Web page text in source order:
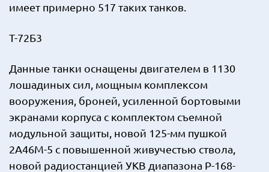
имеет примерно 517 таких танков.
Т-72Б3
Данные танки оснащены двигателем в 1130
лошадиных сил, мощным комплексом
вооружения, броней, усиленной бортовыми
экранами корпуса с комплектом съемной
модульной защиты, новой 125-мм пушкой
2А46М-5 с повышенной живучестью ствола,
новой радиостанцией УКВ диапазона Р-168-